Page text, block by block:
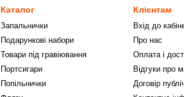
Каталог
Запальнички
Подарункові набори
Товари під гравіювання
Портсигари
Попільнички
Клієнтам
Вхід до
Про нас
Оплата і
Відгуки про
Договір